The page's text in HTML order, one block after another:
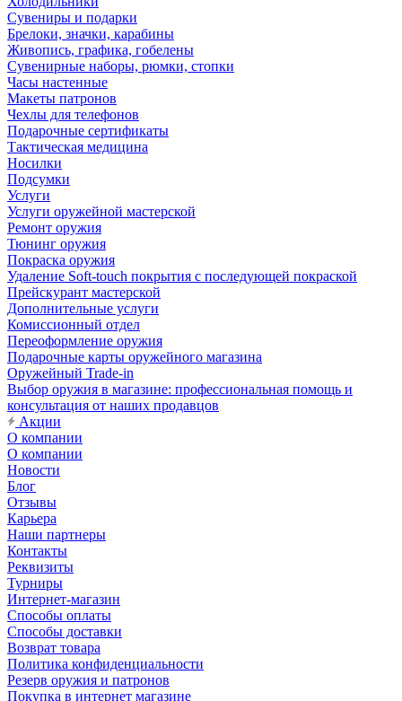
Сувениры и подарки
Брелоки, значки, карабины
Живопись, графика, гобелены
Сувенирные наборы, рюмки, стопки
Часы настенные
Макеты патронов
Чехлы для телефонов
Подарочные сертификаты
Тактическая медицина
Носилки
Подсумки
Услуги
Услуги оружейной мастерской
Ремонт оружия
Тюнинг оружия
Покраска оружия
Удаление Soft-touch покрытия с последующей покраской
Прейскурант мастерской
Дополнительные услуги
Комиссионный отдел
Переоформление оружия
Подарочные карты оружейного магазина
Оружейный Trade-in
Выбор оружия в магазине: профессиональная помощь и
консультация от наших продавцов
Акции
О компании
О компании
Новости
Блог
Отзывы
Карьера
Наши партнеры
Контакты
Реквизиты
Турниры
Интернет-магазин
Способы оплаты
Способы доставки
Возврат товара
Политика конфиденциальности
Резерв оружия и патронов
Покупка в интернет магазине